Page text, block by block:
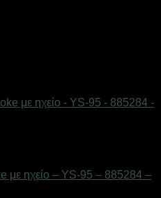
με ηχείο – YS-95 – 885284 –